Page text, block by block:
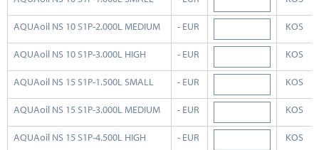
AQUAoil NS 10 S1P-2.000L MEDIUM - EUR KOS
AQUAoil NS 10 S1P-3.000L HIGH - EUR KOS
AQUAoil NS 15 S1P-1.500L SMALL - EUR KOS
AQUAoil NS 15 S1P-3.000L MEDIUM - EUR KOS
AQUAoil NS 15 S1P-4.500L HIGH - EUR KOS